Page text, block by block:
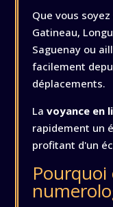
Que vous
Gatineau,
Saguenay ou
facilement
déplacements.
Lavoyance en
rapidement un
profitant d'un
Pourquoi